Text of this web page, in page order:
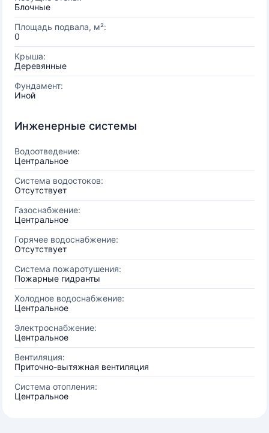
Блочные
Площадь подвала, м²:
0
Крыша:
Деревянные
Фундамент:
Иной
Инженерные системы
Водоотведение:
Центральное
Система водостоков:
Отсутствует
Газоснабжение:
Центральное
Горячее водоснабжение:
Отсутствует
Система пожаротушения:
Пожарные гидранты
Холодное водоснабжение:
Центральное
Электроснабжение:
Центральное
Вентиляция:
Приточно-вытяжная вентиляция
Система отопления:
Центральное